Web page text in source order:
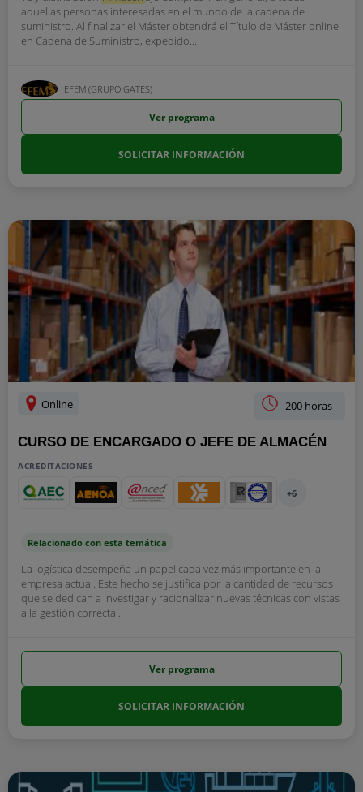
aquellas personas interesadas en el mundo de la cadena de
suministro. Al finalizar el Máster obtendrá el Título de Máster online
en Cadena de Suministro, expedido...
EFEM (GRUPO GATES)
Ver programa
SOLICITAR INFORMACIÓN
Online 200 horas
CURSO DE ENCARGADO O JEFE DE ALMACÉN
ACREDITACIONES
+6
Relacionado con esta temática
La logística desempeña un papel cada vez más importante en la
empresa actual. Este hecho se justifica por la cantidad de recursos
que se dedican a investigar y racionalizar nuevas técnicas con vistas
a la gestión correcta...
Ver programa
SOLICITAR INFORMACIÓN